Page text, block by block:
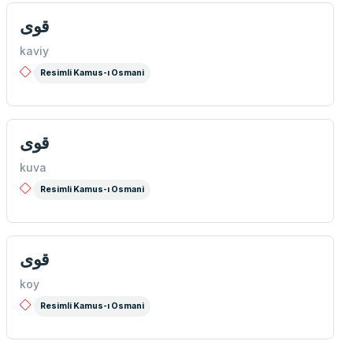
قوی
kaviy
Resimli Kamus-ı Osmani
قوی
kuva
Resimli Kamus-ı Osmani
قوی
koy
Resimli Kamus-ı Osmani